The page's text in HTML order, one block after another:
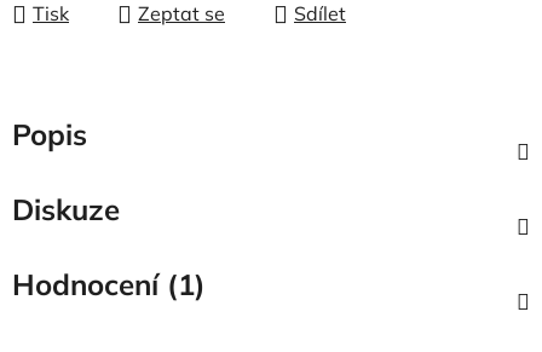
Tisk Zeptat se Sdílet
Popis
Diskuze
Hodnocení (1)